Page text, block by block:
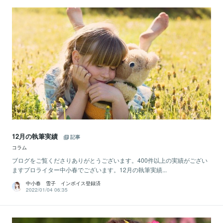
12月の執筆実績
記事
コラム
ブログをご覧くださりありがとうございます。400件以上の実績がござい
ますプロライター中小春でございます。12月の執筆実績...
中小春 雪子 インボイス登録済
2022/01/04 06:35